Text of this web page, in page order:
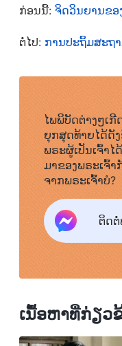
ຂ້ອຍຄຸ້ນເຄີຍກັບກິດ
ເລີ່ມຮູ້ສຶກວ່າຂ້ອຍສ
ແລະ ເຮັດໃຫ້ໂຕເອ
ຕຳແໜ່ງຂອງຂ້ອຍ
ຕໍ່ຕ້ານຕໍ່ການຈັດແຈ
ເຂົ້າໃຈຜິດ ແລະ ຈົ່
ກາຍເປັນຄົນຄິດລົບ
ຊ້ອມ. ເມື່ອຂ້ອຍທົບ
ນຶງເຖິງຄວາມປະສົ
ຕົນເອງໂດດເດັ່ນ,
ແກ່ໂຕ ແລະ ໜ້າລັງ
ປາສະຈາກຄວາມສ
ຂ້ອຍຕົກຢູ່ໃນສະພາ
ກ່ອນນີ້: ຈິດວິນຍານຂອ
ຕໍ່ໄປ: ການປະຖິ້ມສະຖ
ໄພພິບັດຕ່າງໆເ
ຍຸກສຸດທ້າຍໄດ້ດັ
ພຣະຜູ້ເປັນເຈົ້າ
ມາຂອງພຣະເຈົ້
ຈາກພຣະເຈົ້າບໍ?
ຕິດຕໍ່
ເນື້ອຫາທີ່ກ່ຽວ